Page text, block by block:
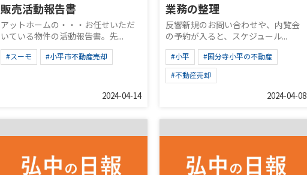
販売活動報告書
アットホームの・・・お任せいただ
いている物件の活動報告書。先...
#スーモ #小平市不動産売却
2024-04-14
業務の整理
反響新規のお問い合わせや、内覧会
の予約が入ると、スケジュール...
#小平
#国分寺小平の不動産
#不動産売却
2024-04-08